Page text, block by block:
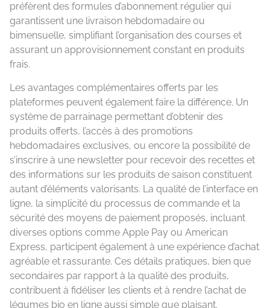
préfèrent des formules d’abonnement régulier qui
garantissent une livraison hebdomadaire ou
bimensuelle, simplifiant l’organisation des courses et
assurant un approvisionnement constant en produits
frais.
Les avantages complémentaires offerts par les
plateformes peuvent également faire la différence. Un
système de parrainage permettant d’obtenir des
produits offerts, l’accès à des promotions
hebdomadaires exclusives, ou encore la possibilité de
s’inscrire à une newsletter pour recevoir des recettes et
des informations sur les produits de saison constituent
autant d’éléments valorisants. La qualité de l’interface en
ligne, la simplicité du processus de commande et la
sécurité des moyens de paiement proposés, incluant
diverses options comme Apple Pay ou American
Express, participent également à une expérience d’achat
agréable et rassurante. Ces détails pratiques, bien que
secondaires par rapport à la qualité des produits,
contribuent à fidéliser les clients et à rendre l’achat de
légumes bio en ligne aussi simple que plaisant.